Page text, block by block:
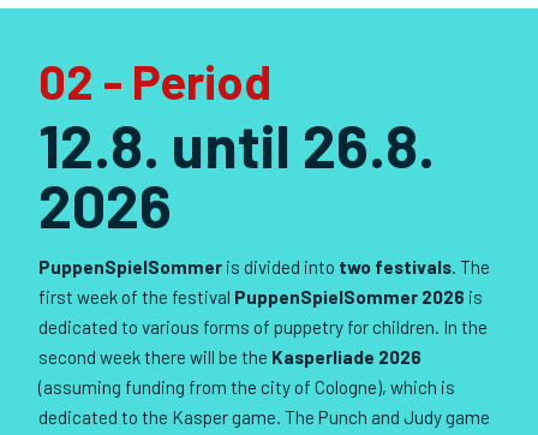
02 - Period
12.8. until 26.8.
2026
PuppenSpielSommer is divided into two festivals. The
first week of the festival PuppenSpielSommer 2026 is
dedicated to various forms of puppetry for children. In the
second week there will be the Kasperliade 2026
(assuming funding from the city of Cologne), which is
dedicated to the Kasper game. The Punch and Judy game